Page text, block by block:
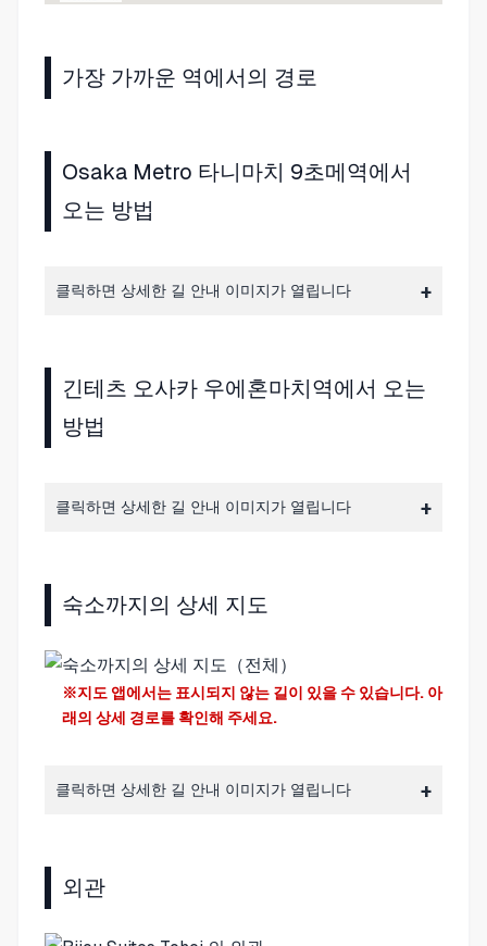
가장 가까운 역에서의 경로
Osaka Metro 타니마치 9초메역에서
오는 방법
클릭하면 상세한 길 안내 이미지가 열립니다
긴테츠 오사카 우에혼마치역에서 오는
방법
클릭하면 상세한 길 안내 이미지가 열립니다
숙소까지의 상세 지도
※지도 앱에서는 표시되지 않는 길이 있을 수 있습니다. 아
래의 상세 경로를 확인해 주세요.
클릭하면 상세한 길 안내 이미지가 열립니다
외관